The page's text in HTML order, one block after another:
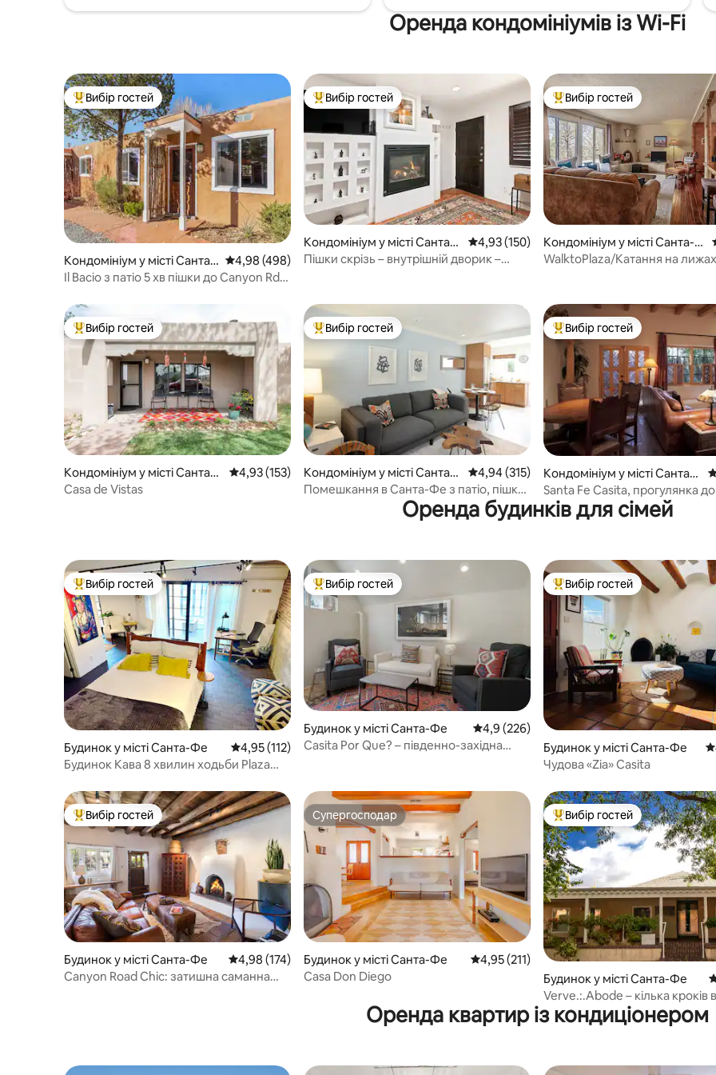
Оренда кондомініумів із Wi-Fi
Топ вибір гостей
Вибір гостей
Кондомініум у місті Санта-
Фе
Середня оцінка: 4,98 з 5, відгуки: 498
4,98 (498)
Il Bacio з патіо 5 хв пішки до Canyon Rd,
Топ вибір гостей
Вибір гостей
Кондомініум у місті Санта-
Фе
Середня оцінка: 4,93 з 5, відгуки: 150
4,93 (150)
Пішки скрізь – внутрішній дворик –
Топ вибір гостей
Вибір гостей
Кондомініум у місті Санта-Ф
е
WalktoPlaza/Катання на
Топ вибір гостей
Вибір гостей
Кондомініум у місті Санта-
Фе
Середня оцінка: 4,93 з 5, відгуки: 153
4,93 (153)
Casa de Vistas
Топ вибір гостей
Вибір гостей
Кондомініум у місті Санта-
Фе
Середня оцінка: 4,94 з 5, відгуки: 315
4,94 (315)
Помешкання в Санта-Фе з патіо, пішки
до Каньйон-роуд і Плази
Топ вибір гостей
Вибір гостей
Кондомініум у місті Санта-
Фе
Santa Fe Casita, прогулянка
коротко- або довгострокова
Оренда будинків для сімей
Топ вибір гостей
Вибір гостей
Будинок у місті Санта-Фе Середня оцінка: 4,95 з 5, відгуки: 112
4,95 (112)
Будинок Кава 8 хвилин ходьби Plaza
Топ вибір гостей
Вибір гостей
Будинок у місті Санта-Фе Середня оцінка: 4,9 з 5, відгуки: 226
4,9 (226)
Casita Por Que? – південно-західна
Топ вибір гостей
Вибір гостей
Будинок у місті Санта-Фе
Чудова «Zia» Casita
Топ вибір гостей
Вибір гостей
Будинок у місті Санта-Фе Середня оцінка: 4,98 з 5, відгуки: 174
4,98 (174)
Canyon Road Chic: затишна саманна
Супергосподар
Супергосподар
Будинок у місті Санта-Фе Середня оцінка: 4,95 з 5, відгуки: 211
4,95 (211)
Casa Don Diego
Топ вибір гостей
Вибір гостей
Будинок у місті Санта-Фе
Verve.:.Abode – кілька кроків
Canyon Rd
Оренда квартир із кондиціонером